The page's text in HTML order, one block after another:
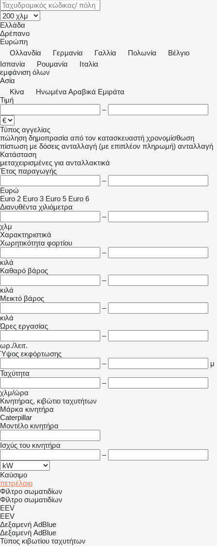
Ελλάδα
Δρέπανο
Ευρώπη
Ολλανδία
Γερμανία Γαλλία Πολωνία
Βέλγιο
Ισπανία
Ρουμανία
Ιταλία
εμφάνιση όλων
Ασία
Κίνα
Hνωμένα Αραβικά Εμιράτα
Τιμή
–
Τύπος αγγελίας
πώληση δημοπρασία από τον κατασκευαστή χρονομίσθωση
πίστωση με δόσεις ανταλλαγή (με επιπλέον πληρωμή) ανταλλαγή
Κατάσταση
μεταχειρισμένες για ανταλλακτικά
Έτος παραγωγής
–
Ευρώ
Euro 2 Euro 3 Euro 5 Euro 6
Διανυθέντα χιλιόμετρα
–
χλμ
Χαρακτηριστικά
Χωρητικότητα φορτίου
–
κιλά
Καθαρό βάρος
–
κιλά
Μεικτό βάρος
–
κιλά
Ώρες εργασίας
–
ωρ./λειτ.
Ύψος εκφόρτωσης
–
μ
Ταχύτητα
–
χλμ/ώρα
Κινητήρας, κιβώτιο ταχυτήτων
Μάρκα κινητήρα
Caterpillar
Μοντέλο κινητήρα
Ισχύς του κινητήρα
–
Καύσιμο
πετρέλαιο
Φίλτρο σωματιδίων
Φίλτρο σωματιδίων
EEV
EEV
Δεξαμενή AdBlue
Δεξαμενή AdBlue
Τύπος κιβωτίου ταχυτήτων